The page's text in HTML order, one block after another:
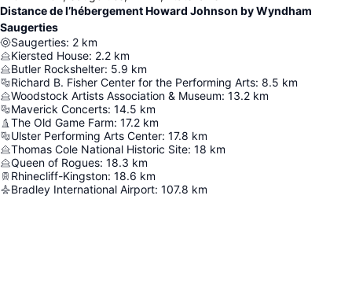
Distance de l’hébergement Howard Johnson by Wyndham
Saugerties
Saugerties: 2 km
Kiersted House: 2.2 km
Butler Rockshelter: 5.9 km
Richard B. Fisher Center for the Performing Arts: 8.5 km
Woodstock Artists Association & Museum: 13.2 km
Maverick Concerts: 14.5 km
The Old Game Farm: 17.2 km
Ulster Performing Arts Center: 17.8 km
Thomas Cole National Historic Site: 18 km
Queen of Rogues: 18.3 km
Rhinecliff-Kingston: 18.6 km
Bradley International Airport: 107.8 km